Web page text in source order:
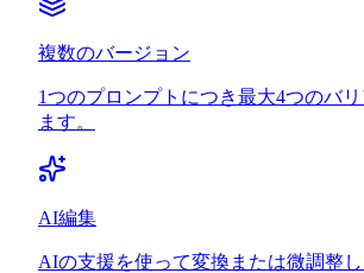
複数のバージョン
1つのプロンプトにつき最大4つのバ
ます。
AI編集
AIの支援を使って変換または微調整し